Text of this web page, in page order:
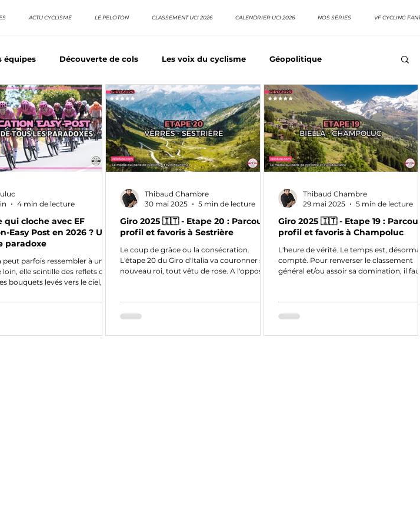
ACTU CYCLISME LE PELOTON CLASSEMENT UCI 2026 CALENDRIER UCI 2026 NOS SÉRIES VF CYCLING
équipes Découverte de cols Les voix du cyclisme Géopolitique
Nos séries - Baroudeurs Meilleurs équipes Top 10 grimpeurs Top 10 pavé
d'Espagne Rétro Quizz EpopeeVF Actu cyclisme Neo pro
qui cloche avec EF
Easy Post en 2026 ? Une
paradoxe
peut parfois ressembler à un
elle scintille des reflets du
bouquets levés vers le ciel, des
d’une route
tracée. EF Education-
a offert quelques
4 min de lecture
Giro 2025 🇮🇹 - Etape 20 : Parcours,
profil et favoris à Sestrière
Le coup de grâce ou la consécration.
L'étape 20 du Giro d'Italia va couronner son
nouveau roi, tout vêtu de rose. A l'opposé
Thibaud Chambre
30 mai 2025
5 min de lecture
Giro 2025 🇮🇹 - Etape 19 :
profil et favoris à Champoluc
L'heure de vérité. Le temps est,
compté. Pour renverser le classement
général et/ou assoir sa domination, il
Thibaud Chambre
29 mai 2025
5 min de lecture